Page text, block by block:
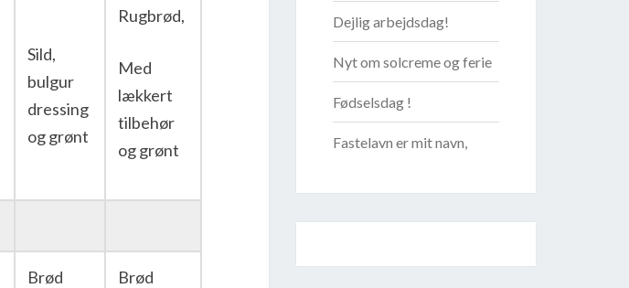
Sild,
bulgur
dressing
og grønt
Rugbrød,
Med
lækkert
tilbehør
og grønt
Brød Brød
Dejlig arbejdsdag!
Nyt om solcreme og ferie
Fødselsdag !
Fastelavn er mit navn,